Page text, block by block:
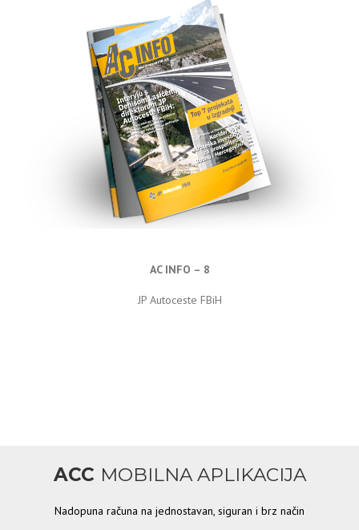
AC INFO – 8
JP Autoceste FBiH
ACC MOBILNA APLIKACIJA
Nadopuna računa na jednostavan, siguran i brz način